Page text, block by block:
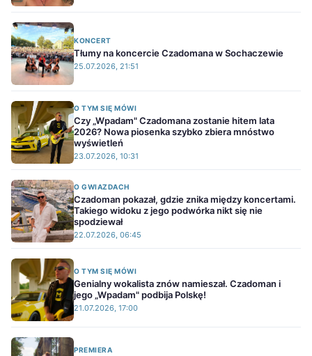
KONCERT
Tłumy na koncercie Czadomana w Sochaczewie
25.07.2026, 21:51
O TYM SIĘ MÓWI
Czy „Wpadam" Czadomana zostanie hitem lata
2026? Nowa piosenka szybko zbiera mnóstwo
wyświetleń
23.07.2026, 10:31
O GWIAZDACH
Czadoman pokazał, gdzie znika między koncertami.
Takiego widoku z jego podwórka nikt się nie
spodziewał
22.07.2026, 06:45
O TYM SIĘ MÓWI
Genialny wokalista znów namieszał. Czadoman i
jego „Wpadam" podbija Polskę!
21.07.2026, 17:00
PREMIERA